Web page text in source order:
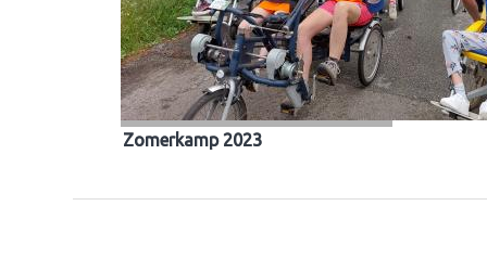
Zomerkamp 2023